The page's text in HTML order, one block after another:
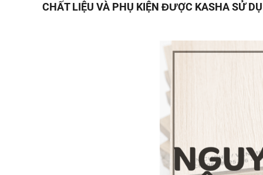
CHẤT LIỆU VÀ PHỤ KIỆN ĐƯỢC KASHA SỬ